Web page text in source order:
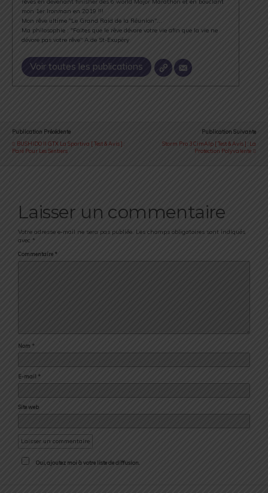
mon 1er Ironman en 2019 !!!
Mon rêve ultime "Le Grand Raid de la Réunion"...
Ma philosophie : "Faites que le rêve dévore votre vie afin que la vie ne
dévore pas votre rêve" A.de St-Exupéry
Voir toutes les publications
Publication Précédente
BUSHIDO II GTX La Sportiva [ Test & Avis ] :
Paré Pour Les Sentiers
Publication Suivante
Storm Pro 3 CimAlp [ Test & Avis ] : La
Protection Polyvalente
Laisser un commentaire
Votre adresse e-mail ne sera pas publiée. Les champs obligatoires sont indiqués
avec *
Commentaire *
Nom *
E-mail *
Site web
Oui, ajoutez moi à votre liste de diffusion.